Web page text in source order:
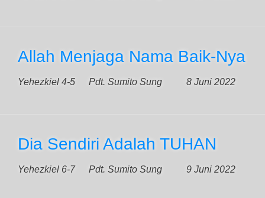
Allah Menjaga Nama Baik-Nya
Yehezkiel 4-5 8 Juni 2022
Pdt. Sumito Sung
Dia Sendiri Adalah TUHAN
Yehezkiel 6-7 9 Juni 2022
Pdt. Sumito Sung